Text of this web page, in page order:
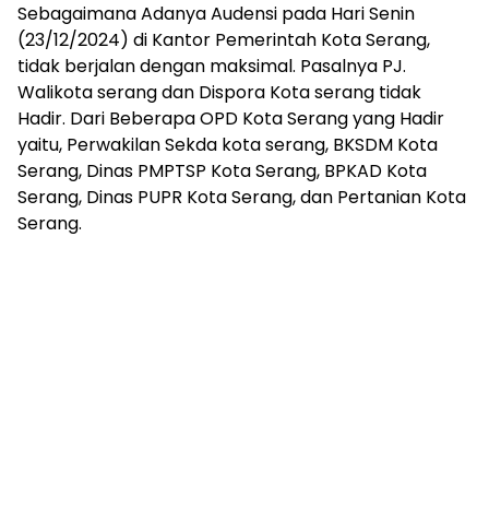
Sebagaimana Adanya Audensi pada Hari Senin
(23/12/2024) di Kantor Pemerintah Kota Serang,
tidak berjalan dengan maksimal. Pasalnya PJ.
Walikota serang dan Dispora Kota serang tidak
Hadir. Dari Beberapa OPD Kota Serang yang Hadir
yaitu, Perwakilan Sekda kota serang, BKSDM Kota
Serang, Dinas PMPTSP Kota Serang, BPKAD Kota
Serang, Dinas PUPR Kota Serang, dan Pertanian Kota
Serang.